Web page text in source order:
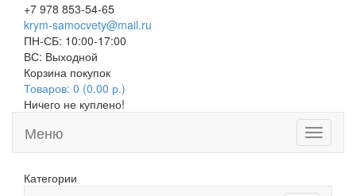
+7 978 853-54-65
krym-samocvety@mail.ru
ПН-СБ: 10:00-17:00
ВС: Выходной
Корзина покупок
Товаров: 0 (0.00 р.)
Ничего не куплено!
Toggle
Меню
Категории